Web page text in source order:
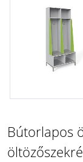
Bútorlapos